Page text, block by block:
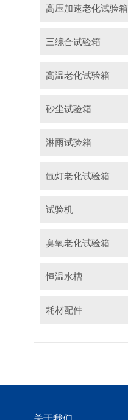
高压加速老化试验箱
三综合试验箱
高温老化试验箱
砂尘试验箱
淋雨试验箱
氙灯老化试验箱
试验机
臭氧老化试验箱
恒温水槽
耗材配件